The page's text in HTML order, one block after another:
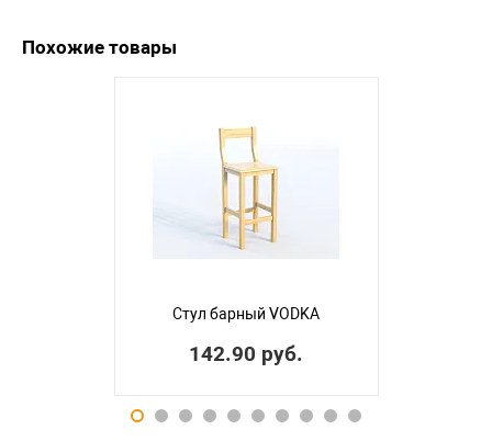
Похожие товары
Стул барный VODKA
142.90 руб.